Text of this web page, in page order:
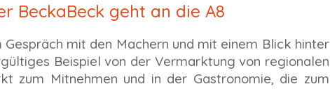
BeckaBeck geht an die A8
mit den Machern und mit einem Blick hinter
Beispiel von der Vermarktung von regionalen
zum Mitnehmen und in der Gastronomie, die zum